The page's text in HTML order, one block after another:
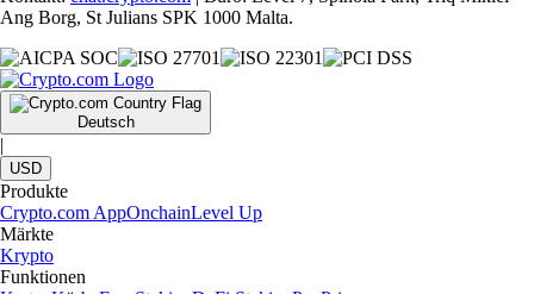
Ang Borg, St Julians SPK 1000 Malta.
Deutsch
|
USD
Produkte
Crypto.com AppOnchainLevel Up
Märkte
Krypto
Funktionen